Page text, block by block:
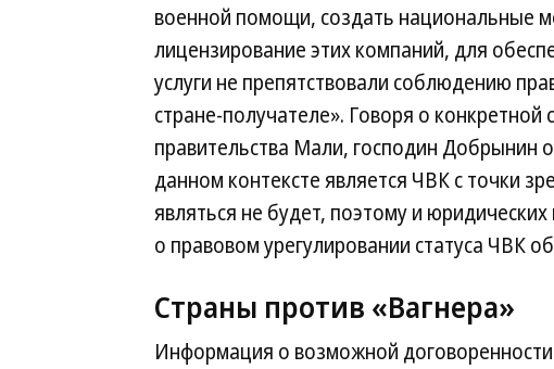
военной помощи, создать национальные
лицензирование этих компаний, для
услуги не препятствовали соблюдению
стране-получателе». Говоря о конкретной
правительства Мали, господин Добрынин
данном контексте является ЧВК с точки
являться не будет, поэтому и
о правовом урегулировании статуса ЧВК
Страны против «Вагнера»
Информация о возможной